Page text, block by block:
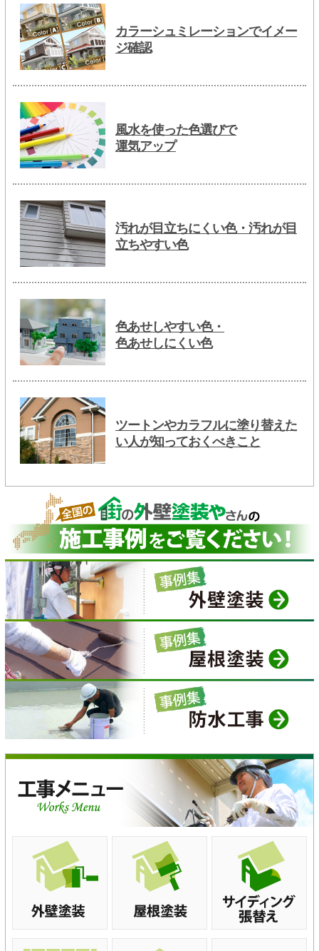
カラーシュミレーションでイメー
ジ確認
風水を使った色選びで
運気アップ
汚れが目立ちにくい色・汚れが目
立ちやすい色
色あせしやすい色・
色あせしにくい色
ツートンやカラフルに塗り替えた
い人が知っておくべきこと